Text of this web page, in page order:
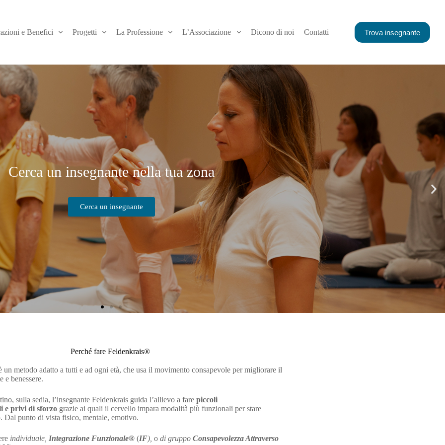
e Benefici Progetti La Professione L’Associazione Dicono di noi Contatti Trova insegnante
Perché fare Feldenkrais®
un metodo adatto a tutti e ad ogni età, che usa il movimento consapevole per migliorare il
e benessere.
sulla sedia, l’insegnante Feldenkrais guida l’allievo a farepiccoli
e privi di sforzo grazie ai quali il cervello impara modalità più funzionali per stare
Dal punto di vista fisico, mentale, emotivo.
individuale, Integrazione Funzionale® (IF), odi gruppoConsapevolezza Attraverso